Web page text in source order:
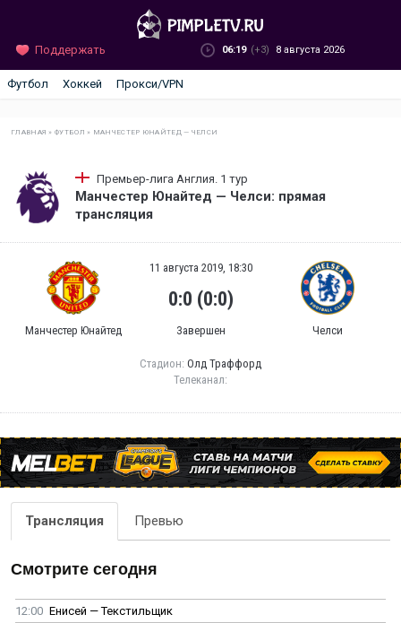
Поддержать 06:19 (+3) 8 августа 2026
Футбол Хоккей Прокси/VPN
ГЛАВНАЯ »ФУТБОЛ » МАНЧЕСТЕР ЮНАЙТЕД — ЧЕЛСИ
Премьер-лига Англия. 1 тур
Манчестер Юнайтед — Челси: прямая
трансляция
Манчестер Юнайтед
11 августа 2019, 18:30
0:0 (0:0)
Завершен Челси
Стадион: Олд Траффорд
Телеканал:
Трансляция Превью
Смотрите сегодня
12:00 Енисей — Текстильщик